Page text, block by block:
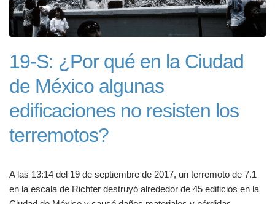
19-S: ¿Por qué en la Ciudad
de México algunas
edificaciones no resisten los
terremotos?
A las 13:14 del 19 de septiembre de 2017, un terremoto de 7.1
en la escala de Richter destruyó alrededor de 45 edificios en la